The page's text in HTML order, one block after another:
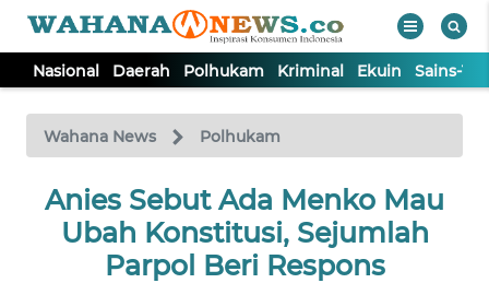
Nasional Daerah Polhukam Kriminal Ekuin Sains-
Wahana News Polhukam
Anies Sebut Ada Menko Mau
Ubah Konstitusi, Sejumlah
Parpol Beri Respons
TV
Tutup
NASIONAL